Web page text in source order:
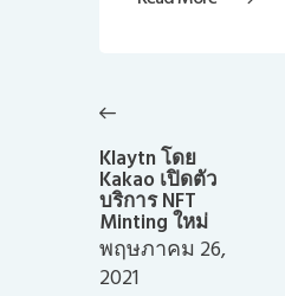
เรื่อง
post:
Klaytn โดย
Kakao เปิดตัว
บริการ NFT
Minting ใหม่
พฤษภาคม 26,
2021